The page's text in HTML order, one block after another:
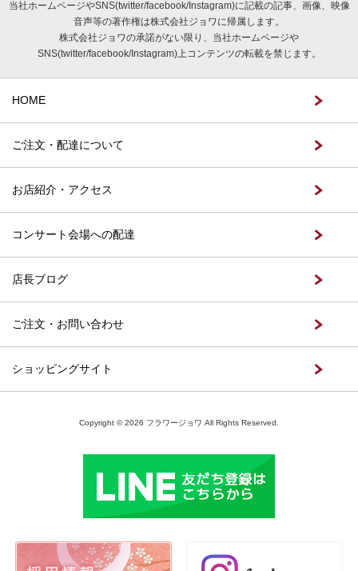
当社ホームページやSNS(twitter/facebook/Instagram)に記載の記事、画像、映像
音声等の著作権は株式会社ジョワに帰属します。
株式会社ジョワの承諾がない限り、当社ホームページや
SNS(twitter/facebook/Instagram)上コンテンツの転載を禁じます。
HOME
ご注文・配達について
お店紹介・アクセス
コンサート会場への配達
店長ブログ
ご注文・お問い合わせ
ショッピングサイト
Copyright © 2026 フラワージョワ All Rights Reserved.